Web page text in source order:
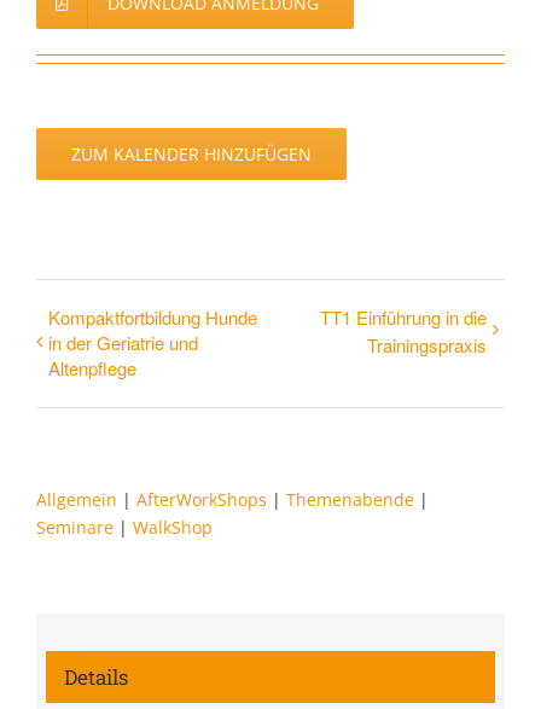
ZUM KALENDER HINZUFÜGEN
Kompaktfortbildung Hunde
in der Geriatrie und
Altenpflege
TT1 Einführung in die
Trainingspraxis
Allgemein | AfterWorkShops | Themenabende |
Seminare | WalkShop
Details